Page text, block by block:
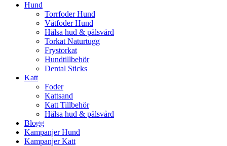
Hund
Torrfoder Hund
Våtfoder Hund
Hälsa hud & pälsvård
Torkat Naturtugg
Frystorkat
Hundtillbehör
Dental Sticks
Katt
Foder
Kattsand
Katt Tillbehör
Hälsa hud & pälsvård
Blogg
Kampanjer Hund
Kampanjer Katt